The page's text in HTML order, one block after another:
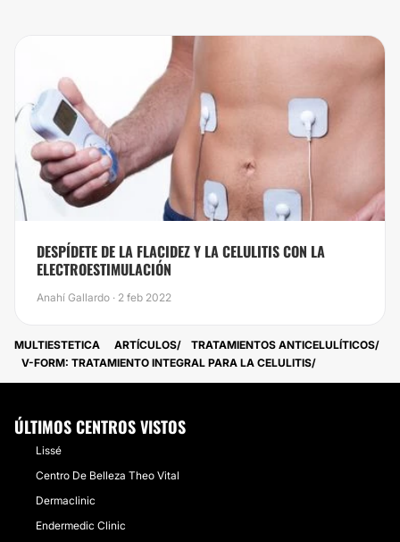
​DESPÍDETE DE LA FLACIDEZ Y LA CELULITIS CON LA
ELECTROESTIMULACIÓN
Anahí Gallardo · 2 feb 2022
MULTIESTETICA ARTÍCULOS
TRATAMIENTOS ANTICELULÍTICOS
V-FORM: TRATAMIENTO INTEGRAL PARA LA CELULITIS
ÚLTIMOS CENTROS VISTOS
Lissé
Centro De Belleza Theo Vital
Dermaclinic
Endermedic Clinic